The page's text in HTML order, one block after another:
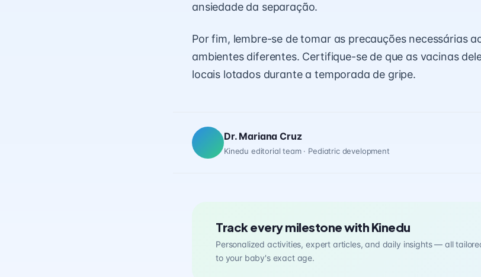
ansiedade da separação.
Por fim, lembre-se de tomar as precauções necessárias
ambientes diferentes. Certifique-se de que as vacinas
locais lotados durante a temporada de gripe.
Dr. Mariana Cruz
Kinedu editorial team · Pediatric development
Track every milestone with Kinedu
Personalized activities, expert articles, and daily insights — all
to your baby's exact age.